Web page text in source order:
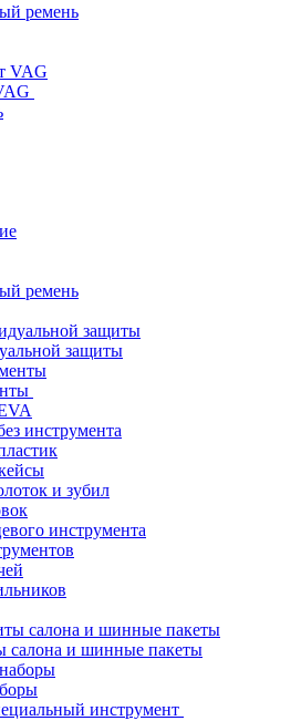
ремень
ремень
защиты
инструмента
и зубил
инструмента
салона и шинные пакеты
инструмент